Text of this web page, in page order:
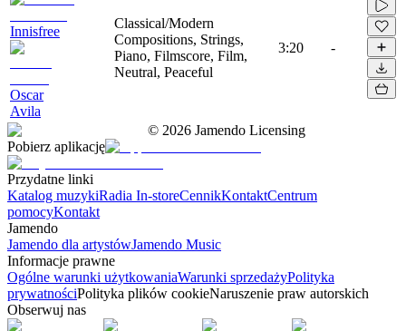
Innisfree
Oscar
Avila
Classical/Modern
Compositions, Strings,
Piano, Filmscore, Film,
Neutral, Peaceful
3:20 -
© 2026 Jamendo Licensing
Pobierz aplikację
Przydatne linki
Katalog muzykiRadia In-storeCennikKontaktCentrum
pomocyKontakt
Jamendo
Jamendo dla artystówJamendo Music
Informacje prawne
Ogólne warunki użytkowaniaWarunki sprzedażyPolityka
prywatnościPolityka plików cookieNaruszenie praw autorskich
Obserwuj nas